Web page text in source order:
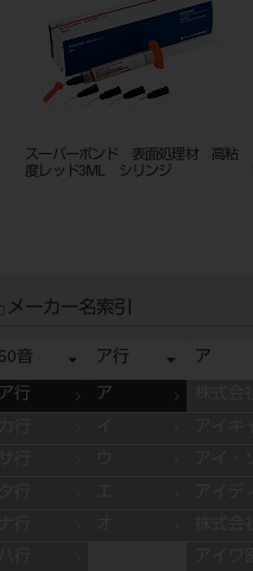
スーパーボンド 表面処理材 高粘
度レッド3ML シリンジ
メーカー名索引
50音
ア行
ア行
ア
ア